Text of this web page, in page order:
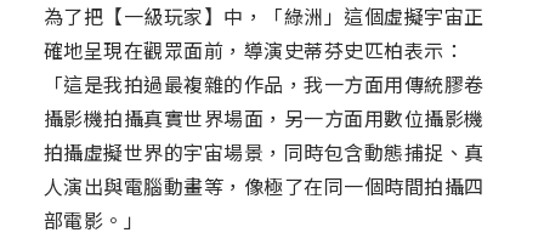
為了把【一級玩家】中，「綠洲」這個虛擬宇宙正
確地呈現在觀眾面前，導演史蒂芬史匹柏表示：
「這是我拍過最複雜的作品，我一方面用傳統膠卷
攝影機拍攝真實世界場面，另一方面用數位攝影機
拍攝虛擬世界的宇宙場景，同時包含動態捕捉、真
人演出與電腦動畫等，像極了在同一個時間拍攝四
部電影。」